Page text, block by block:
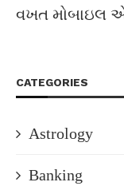
વખત મોબાઇલ
CATEGORIES
Astrology
Banking